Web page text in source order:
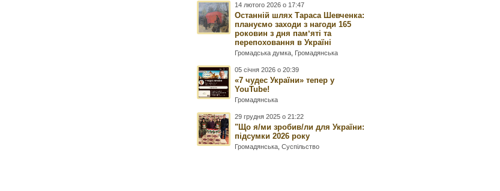
14 лютого 2026 о 17:47
Останній шлях Тараса Шевченка:
плануємо заходи з нагоди 165
роковин з дня памʼяті та
перепоховання в Україні
Громадська думка Громадянська
05 січня 2026 о 20:39
«7 чудес України» тепер у
YouTube!
Громадянська
29 грудня 2025 о 21:22
"Що я/ми зробив/ли для України:
підсумки 2026 року
Громадянська ,Суспільство